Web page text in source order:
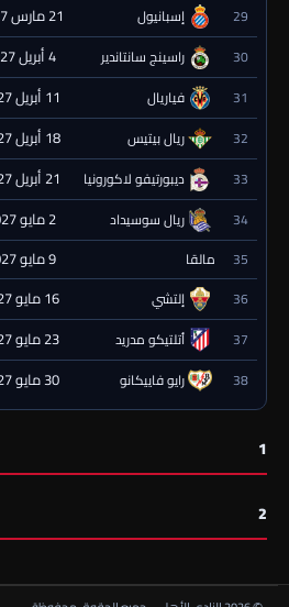
29 إسبانيول 21 مارس 2027 - 19:00
30 راسينج سانتاندير 4 أبريل 2027 - 19:00
31 فياريال 11 أبريل 2027 - 19:00
32 ريال بيتيس 18 أبريل 2027 - 19:00
33 ديبورتيفو لاكورونيا 21 أبريل 2027 - 19:00
34 ريال سوسيداد 2 مايو 2027 - 20:00
35 مالقا 9 مايو 2027 - 20:00
36 إلتشي 16 مايو 2027 - 20:00
37 أتلتيكو مدريد 23 مايو 2027 - 20:00
38 رايو فاييكانو 30 مايو 2027 - 20:00
1
2